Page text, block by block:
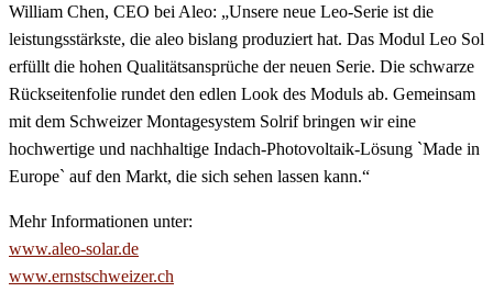
William Chen, CEO bei Aleo: „Unsere neue Leo-Serie ist die
leistungsstärkste, die aleo bislang produziert hat. Das Modul Leo Sol
erfüllt die hohen Qualitätsansprüche der neuen Serie. Die schwarze
Rückseitenfolie rundet den edlen Look des Moduls ab. Gemeinsam
mit dem Schweizer Montagesystem Solrif bringen wir eine
hochwertige und nachhaltige Indach-Photovoltaik-Lösung `Made in
Europe` auf den Markt, die sich sehen lassen kann.“
Mehr Informationen unter:
www.aleo-solar.de
www.ernstschweizer.ch